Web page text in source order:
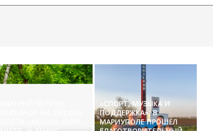
«СПОРТ, МУЗЫКА И
ПОДДЕРЖКА»: В
МАРИУПОЛЕ ПРОШЁЛ